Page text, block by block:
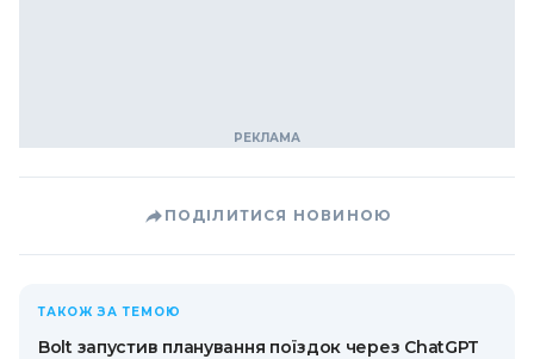
ПОДІЛИТИСЯ НОВИНОЮ
ТАКОЖ ЗА ТЕМОЮ
Bolt запустив планування поїздок через ChatGPT